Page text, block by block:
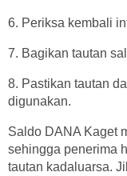
6. Periksa kembali
7. Bagikan tautan
8. Pastikan tautan
digunakan.
Saldo DANA Kaget
sehingga penerima
tautan kadaluarsa.